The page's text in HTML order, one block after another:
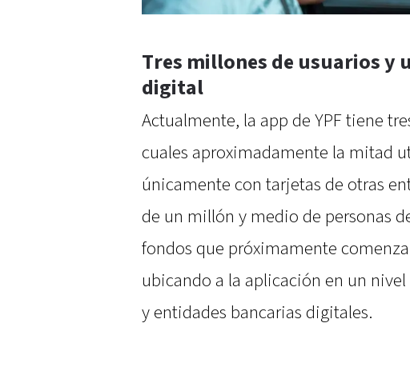
Tres millones de usuarios y
digital
Actualmente, la app de YPF tiene
cuales aproximadamente la mitad
únicamente con tarjetas de otras
de un millón y medio de personas
fondos que próximamente
ubicando a la aplicación en un
y entidades bancarias digitales.